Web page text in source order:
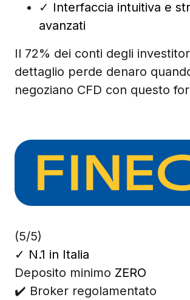
✓ Interfaccia intuitiva e
avanzati
Il 72% dei conti degli
dettaglio perde denaro
negoziano CFD con questo
(5/5)
✓ N.1 in Italia
Deposito minimo ZERO
✔️ Broker regolamentato